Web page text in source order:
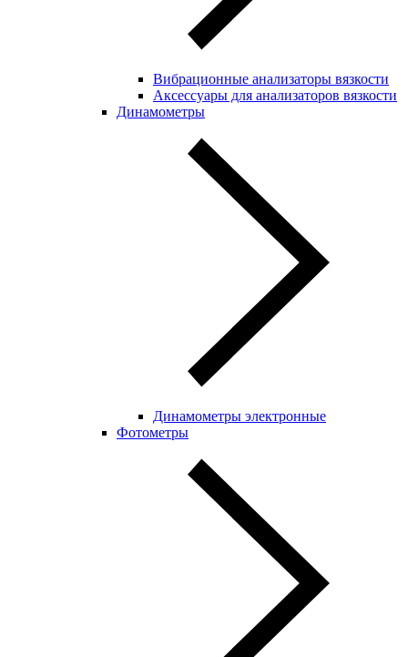
Вибрационные анализаторы вязкости
Аксессуары для анализаторов вязкости
Динамометры
Динамометры электронные
Фотометры